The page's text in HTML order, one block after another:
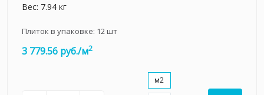
Вес: 7.94 кг
Плиток в упаковке: 12шт
3 779.56 руб./м2
м2